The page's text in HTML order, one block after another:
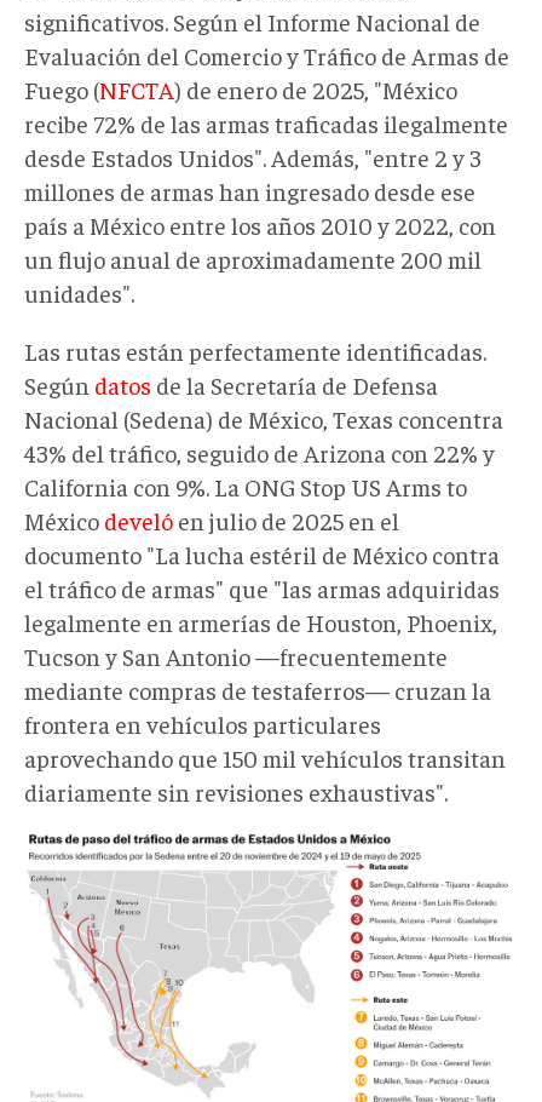
significativos. Según el Informe Nacional de
Evaluación del Comercio y Tráfico de Armas de
Fuego (NFCTA) de enero de 2025, "México
recibe 72% de las armas traficadas ilegalmente
desde Estados Unidos". Además, "entre 2 y 3
millones de armas han ingresado desde ese
país a México entre los años 2010 y 2022, con
un flujo anual de aproximadamente 200 mil
unidades".
Las rutas están perfectamente identificadas.
Según datos de la Secretaría de Defensa
Nacional (Sedena) de México, Texas concentra
43% del tráfico, seguido de Arizona con 22% y
California con 9%. La ONG Stop US Arms to
México develó en julio de 2025 en el
documento "La lucha estéril de México contra
el tráfico de armas" que "las armas adquiridas
legalmente en armerías de Houston, Phoenix,
Tucson y San Antonio —frecuentemente
mediante compras de testaferros— cruzan la
frontera en vehículos particulares
aprovechando que 150 mil vehículos transitan
diariamente sin revisiones exhaustivas".
rutas
de
paso
LOW.png